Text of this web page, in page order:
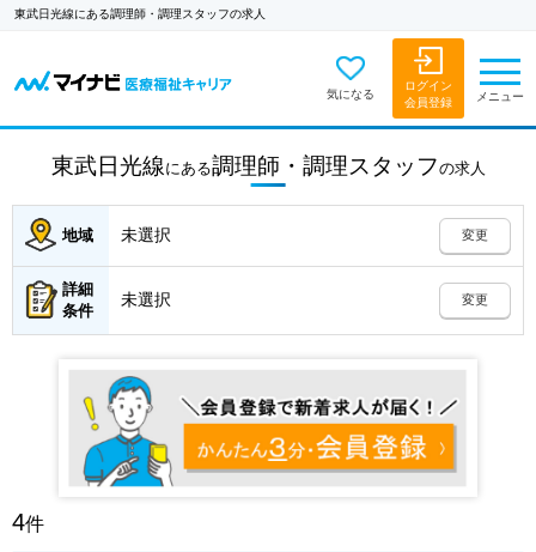
東武日光線にある調理師・調理スタッフの求人
気になる
ログイン
会員登録
メニュー
東武日光線 にある調理師・調理スタッフの求人
地域 未選択 変更
詳細
条件
未選択 変更
4件